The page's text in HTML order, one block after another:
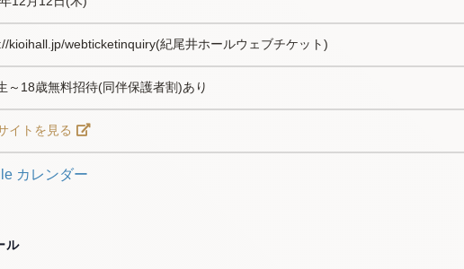
kioihall.jp/webticketinquiry(紀尾井ホールウェブチケット)
～18歳無料招待(同伴保護者割)あり
イトを見る
カレンダー
ル